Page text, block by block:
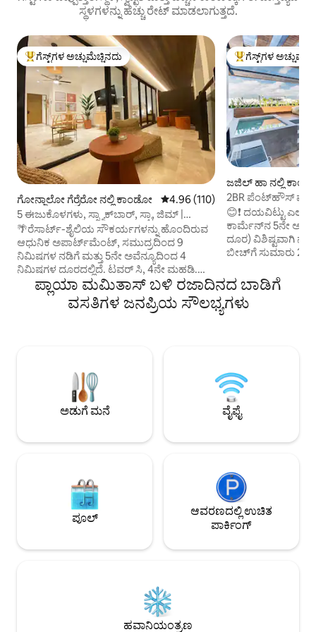
ಸ್ಥಳಗಳನ್ನು ಹೆಚ್ಚು ರೇಟ್ ಮಾಡಲಾಗುತ್ತದೆ.
ಗೆಸ್ಟ್‌ಗಳಿಗೆ ಅತಿ ಹೆಚ್ಚು ಅಚ್ಚುಮೆಚ್ಚಿನದು
ಗೆಸ್ಟ್‌ಗಳ ಅಚ್ಚುಮೆಚ್ಚಿನದು
ಗೋನ್ಜಾಲೋ ಗೆರ್ರೆರೋ ನಲ್ಲಿ ಕಾಂಡೋ 5 ರಲ್ಲಿ 4.96 ಸರಾಸರಿ ರೇಟಿಂಗ್, 110
4.96 (110)
5 ಈಜುಕೊಳಗಳು, ಸ್ನ್ಯಾಕ್‌ಬಾರ್, ಸ್ಪಾ, ಜಿಮ್ |
ಸಮುದ್ರದಿಂದ 9 ನಿಮಿಷಗಳ ದೂರದಲ್ಲಿ
🌴ರೆಸಾರ್ಟ್-ಶೈಲಿಯ ಸೌಕರ್ಯಗಳನ್ನು ಹೊಂದಿರುವ
ಆಧುನಿಕ ಅಪಾರ್ಟ್‌ಮೆಂಟ್, ಸಮುದ್ರದಿಂದ 9
ನಿಮಿಷಗಳ ನಡಿಗೆ ಮತ್ತು 5ನೇ ಅವೆನ್ಯೂದಿಂದ 4
ನಿಮಿಷಗಳ ದೂರದಲ್ಲಿದೆ. ಟವರ್ ಸಿ, 4ನೇ ಮಹಡಿ.
ಸ್ವಚ್ಛ, ಆರಾಮದಾಯಕ ಮತ್ತು ಸಂಪೂರ್ಣ
ಸಜ್ಜುಗೊಂಡಿದೆ, ವೇಗದ ವೈ-ಫೈ, ಅಲೆಕ್ಸಾ, ಸಂಪೂರ್ಣ
ಸಜ್ಜುಗೊಂಡ ಅಡುಗೆಮನೆ, ಲಾಂಡ್ರಿ ಕೋಣೆ ಮತ್ತು
ಕಿಡ್ಸ್ ಕ್ಲಬ್ • ರೂಮ್ ಸೇವೆ - ಸಹ-ಕೆಲಸ (ಟವರ್ A)
ಡಿಜಿಟಲ್ ನಾಮದ್‌ಗೆ ಅಗತ್ಯವಿರುವ ಎಲ್ಲ
ಸೌಕರ್ಯಗಳೊಂದಿಗೆ, ಅಲ್ಪಾವಧಿ ಅಥವಾ ದೀರ್ಘಾವಧಿ
ವಾಸ್ತವ್ಯಕ್ಕೆ ಸೂಕ್ತವಾಗಿದೆ.
ಗೆಸ್ಟ್‌ಗಳಿಗೆ ಅತಿ ಹೆಚ್ಚು
ಗೆಸ್ಟ್‌ಗಳ
ಜಜಿಲ್ ಹಾ ನಲ್ಲಿ
2BR ಪೆಂಟ್‌ಹೌಸ್
@ 5 ನೇ ಅವೆನ್ಯೂ ಬೈ
😊❗️ ದಯವಿಟ್ಟು
ಕಾರ್ಮೆನ್‌ನ 5ನೇ
ದೂರ) ವಿಶಿಷ್ಟವಾಗಿ
ಬೀಚ್‌ಗೆ ಸುಮಾರು
ಅದ್ಭುತವಾಗಿದೆ. ➤
ಮನರಂಜನೆಯಿಂದ
ಮತ್ತು ಬೀಚ್‌ನಿಂದ
ಮಾಡುವ ಸ್ಥಳ ➤
ಕೆಳಗೆ ಓದುವುದನ್ನು
ಪ್ಲಾಯಾ ಮಮಿತಾಸ್ ಬಳಿ ರಜಾದಿನದ ಬಾಡಿಗೆ
ವಸತಿಗಳ ಜನಪ್ರಿಯ ಸೌಲಭ್ಯಗಳು
ಅಡುಗೆ ಮನೆ ವೈಫೈ
ಪೂಲ್
ಆವರಣದಲ್ಲಿ ಉಚಿತ
ಪಾರ್ಕಿಂಗ್
ಹವಾನಿಯಂತ್ರಣ